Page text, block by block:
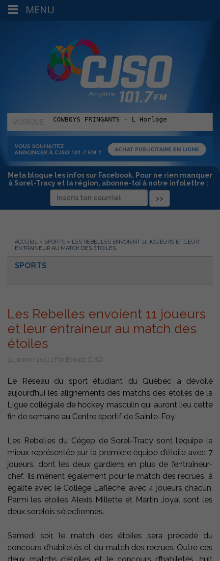
MUSIQUE
:
Meta bloque les infos sur Facebook. Pour ne rien manquer
à Sorel-Tracy et la région, abonne-toi à notre infolettre :
ACCUEIL » SPORTS » LES REBELLES ENVOIENT 11 JOUEURS ET LEUR
ENTRAINEUR AU MATCH DES ÉTOILES
SPORTS
Les Rebelles envoient 11 joueurs
et leur entraineur au match des
étoiles
12 janvier 2011 | Par Équipe CJSO
Le Réseau du sport étudiant du Québec a dévoilé
aujourd’hui les alignements des matchs des étoiles de la
Ligue collégiale de hockey masculin qui auront lieu cette
fin de semaine au Centre sportif de Sainte-Foy.
Les Rebelles du Cégep de Sorel-Tracy sont l’équipe la
mieux représentée sur la première équipe d’étoile avec 7
joueurs, dont les deux gardiens en plus de l’entraîneur-
chef. Ils mènent également pour le match des recrues, à
égalité avec le Collège Laflèche, avec 4 joueurs chacun.
Parmi les étoiles Alexis Millette et Martin Joyal sont les
deux sorelois sélectionnés.
Samedi soir, le match des étoiles sera précédé du
concours d’habiletés et du match des recrues. Outre ces
MENU